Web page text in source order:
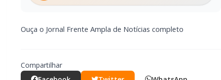
Ouça o Jornal Frente Ampla de Notícias completo
Compartilhar